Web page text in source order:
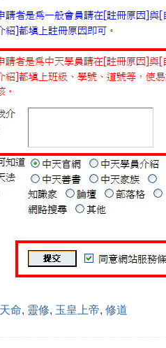
天命, 靈修, 玉皇上帝, 修道